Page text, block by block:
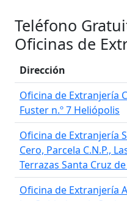
Teléfono
Oficinas de
Dirección
Oficina de Extranjería
Fuster n.º 7 Heliópolis
Oficina de Extranjería
Cero, Parcela C.N.P.,
Terrazas Santa Cruz
Oficina de Extranjería